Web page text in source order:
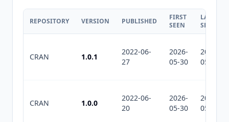
REPOSITORY VERSION PUBLISHED
FIRST
SEEN
LAST
SEEN
CRAN 1.0.1
2022-06-
27
2026-
05-30
2026-
05-30
CRAN 1.0.0
2022-06-
20
2026-
05-30
2026-
05-30